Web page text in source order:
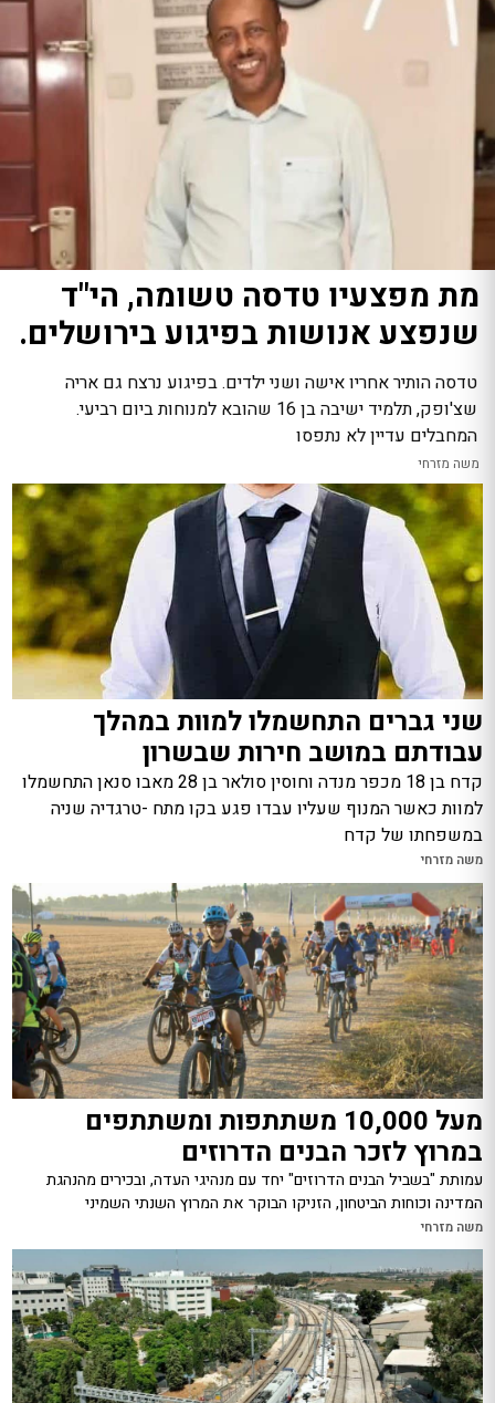
שני גברים התחשמלו למוות במהלך
עבודתם במושב חירות שבשרון
קדח בן 18 מכפר מנדה וחוסין סולאר בן 28 מאבו סנאן התחשמלו
למוות כאשר המנוף שעליו עבדו פגע בקו מתח -טרגדיה שניה
במשפחתו של קדח
משה מזרחי
מעל 10,000 משתתפות ומשתתפים
במרוץ לזכר הבנים הדרוזים
עמותת "בשביל הבנים הדרוזים" יחד עם מנהיגי העדה, ובכירים מהנהגת
המדינה וכוחות הביטחון, הזניקו הבוקר את המרוץ השנתי השמיני
משה מזרחי
מת מפצעיו טדסה טשומה, הי"ד
שנפצע אנושות בפיגוע בירושלים.
טדסה הותיר אחריו אישה ושני ילדים. בפיגוע נרצח גם אריה
שצ'ופק, תלמיד ישיבה בן 16 שהובא למנוחות ביום רביעי.
המחבלים עדיין לא נתפסו
משה מזרחי